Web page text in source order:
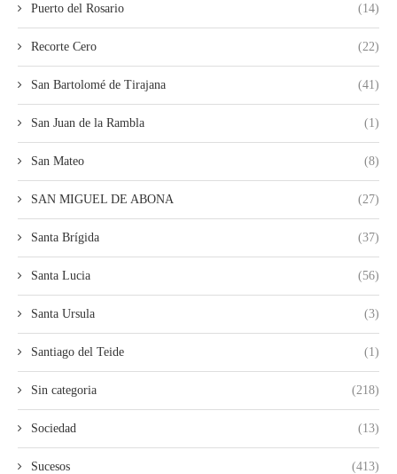
Puerto del Rosario (14)
Recorte Cero (22)
San Bartolomé de Tirajana (41)
San Juan de la Rambla (1)
San Mateo (8)
SAN MIGUEL DE ABONA (27)
Santa Brígida (37)
Santa Lucia (56)
Santa Ursula (3)
Santiago del Teide (1)
Sin categoria (218)
Sociedad (13)
Sucesos (413)